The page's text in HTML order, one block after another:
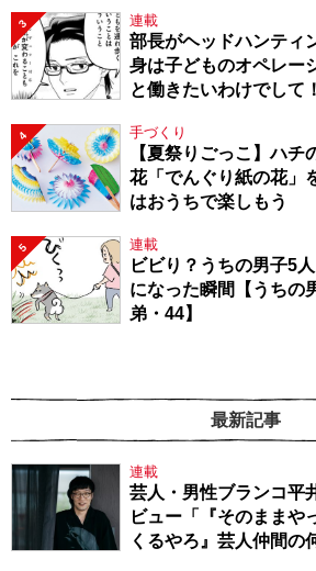
3 連載
部長がヘッドハンティ
身は子どものオペレー
と働きたいわけでし
4 手づくり
【夏祭りごっこ】ハ
花「でんぐり紙の花」
はおうちで楽しもう
5 連載
ビビり？うちの男子5
になった瞬間【うちの
弟・44】
最新記事
連載
芸人・男性ブランコ平
ビュー「『そのままや
くるやろ』芸人仲間の